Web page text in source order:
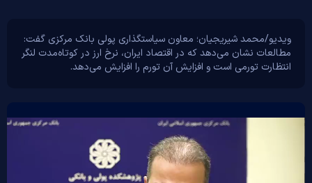
ویدیو/محمد شیریجیان؛ معاون سیاستگذاری پولی بانک مرکزی گفت:
مطالعات نشان می‌دهد که در اقتصاد ایران، نرخ ارز در کوتاه‌مدت لنگر
انتظارت تورمی است و افزایش آن تورم را افزایش می‌دهد.